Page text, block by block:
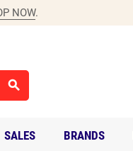
NOW.
search
SALES BRANDS